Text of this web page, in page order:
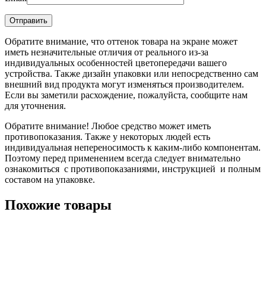
Обратите внимание, что оттенок товара на экране может
иметь незначительные отличия от реального из-за
индивидуальных особенностей цветопередачи вашего
устройства. Также дизайн упаковки или непосредственно сам
внешний вид продукта могут изменяться производителем.
Если вы заметили расхождение, пожалуйста, сообщите нам
для уточнения.
Обратите внимание! Любое средство может иметь
противопоказания. Также у некоторых людей есть
индивидуальная непереносимость к каким-либо компонентам.
Поэтому перед применением всегда следует внимательно
ознакомиться с противопоказаниями, инструкцией и полным
составом на упаковке.
Похожие товары